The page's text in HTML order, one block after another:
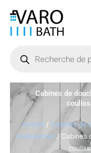
contenu
produits
Cabines de
Accueil / Cabines de
coulissantes / Cabines